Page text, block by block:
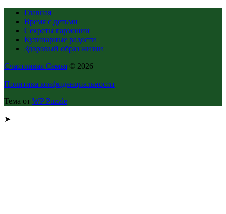
Главная
Время с детьми
Секреты гармонии
Кулинарные радости
Здоровый образ жизни
Счастливая Семья © 2026
Политика конфиденциальности
Тема от WP Puzzle
➤